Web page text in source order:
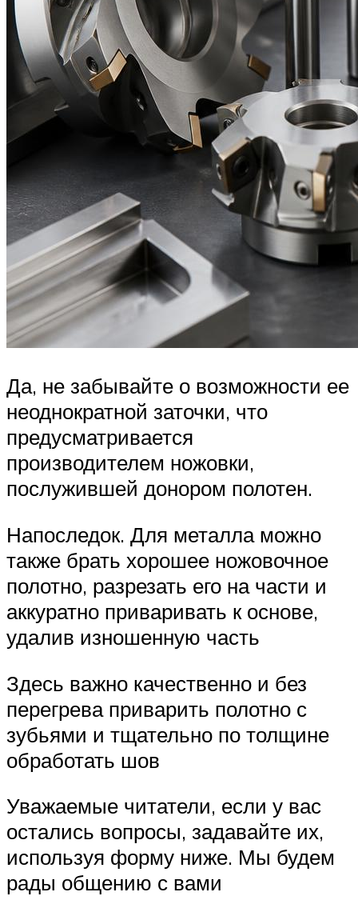
Да, не забывайте о возможности ее
неоднократной заточки, что
предусматривается
производителем ножовки,
послужившей донором полотен.
Напоследок. Для металла можно
также брать хорошее ножовочное
полотно, разрезать его на части и
аккуратно приваривать к основе,
удалив изношенную часть
Здесь важно качественно и без
перегрева приварить полотно с
зубьями и тщательно по толщине
обработать шов
Уважаемые читатели, если у вас
остались вопросы, задавайте их,
используя форму ниже. Мы будем
рады общению с вами